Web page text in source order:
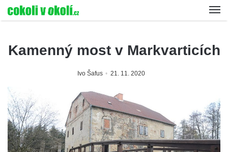
Kamenný most v Markvarticích
Ivo Šafus 21. 11. 2020